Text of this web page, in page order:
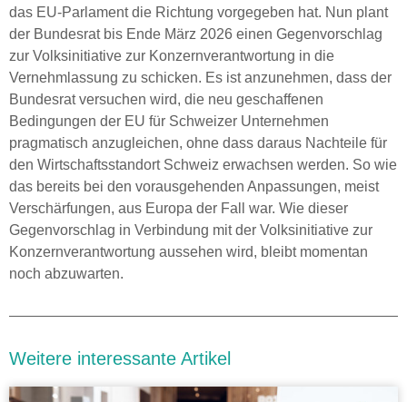
das EU-Parlament die Richtung vorgegeben hat. Nun plant
der Bundesrat bis Ende März 2026 einen Gegenvorschlag
zur Volksinitiative zur Konzernverantwortung in die
Vernehmlassung zu schicken. Es ist anzunehmen, dass der
Bundesrat versuchen wird, die neu geschaffenen
Bedingungen der EU für Schweizer Unternehmen
pragmatisch anzugleichen, ohne dass daraus Nachteile für
den Wirtschaftsstandort Schweiz erwachsen werden. So wie
das bereits bei den vorausgehenden Anpassungen, meist
Verschärfungen, aus Europa der Fall war. Wie dieser
Gegenvorschlag in Verbindung mit der Volksinitiative zur
Konzernverantwortung aussehen wird, bleibt momentan
noch abzuwarten.
Weitere interessante Artikel